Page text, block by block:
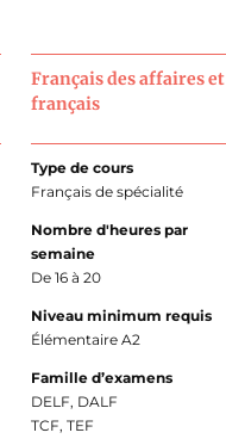
Français des affaires et
français
Type de cours
Français de spécialité
Nombre d'heures par
semaine
De 16 à 20
Niveau minimum requis
Élémentaire A2
Famille d’examens
DELF, DALF
TCF, TEF